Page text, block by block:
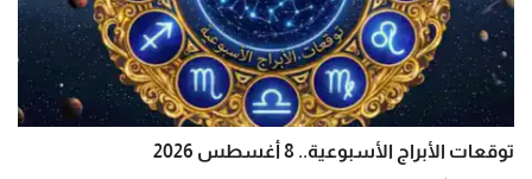
توقعات الأبراج الأسبوعية.. 8 أغسطس 2026